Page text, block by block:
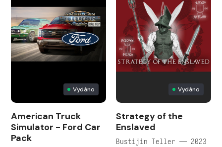
Vydáno
American Truck
Simulator - Ford Car
Pack
Vydáno
Strategy of the
Enslaved
Bustijin Teller — 2023